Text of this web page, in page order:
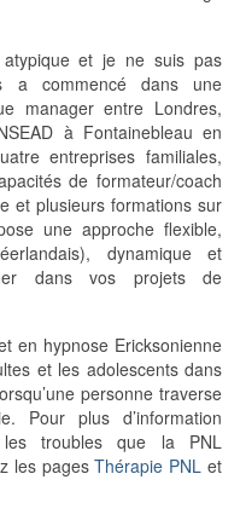
et je ne suis pas
a commencé dans une
manager entre Londres,
à Fontainebleau en
entreprises familiales,
de formateur/coach
et plusieurs formations sur
une approche flexible,
dynamique et
dans vos projets de
en hypnose Ericksonienne
et les adolescents dans
personne traverse
Pour plus d’information
les troubles que la PNL
les pagesThérapie PNL et